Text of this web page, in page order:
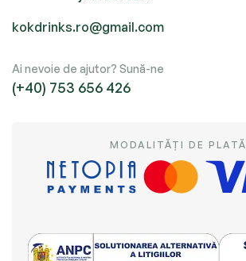
kokdrinks.ro@gmail.com
Ai nevoie de ajutor? Sună-ne
(+40) 753 656 426
MODALITĂȚI DE PLATĂ